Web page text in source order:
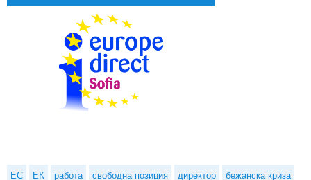
ЕС ЕК работа свободна позиция директор бежанска криза